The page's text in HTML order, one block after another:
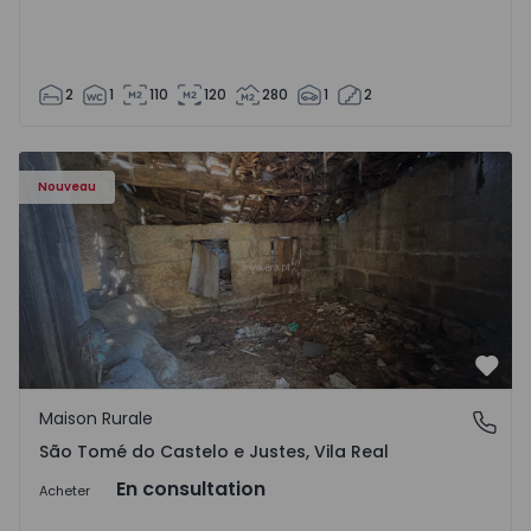
2 1 110 120 280 1 2
Nouveau
Maison Vila Real, São Tomé do Castelo e Justes -
São Tomé do Castelo e Justes, Vila Real
Maison Rurale
São Tomé do Castelo e Justes, Vila Real
Acheter En consultation